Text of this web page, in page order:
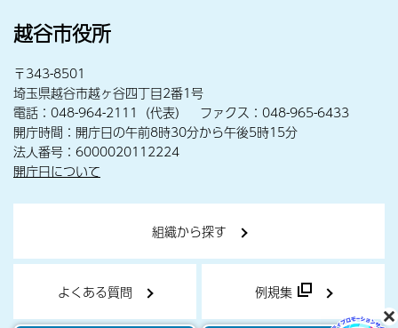
越谷市役所
〒343-8501
埼玉県越谷市越ヶ谷四丁目2番1号
電話：048-964-2111（代表） ファクス：048-965-6433
開庁時間：開庁日の午前8時30分から午後5時15分
法人番号：6000020112224
開庁日について
組織から探す
よくある質問 例規集